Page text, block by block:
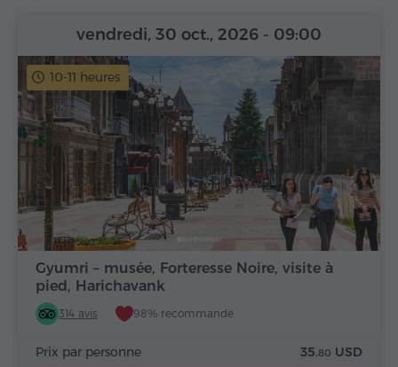
10-11 heures
Gyumri – musée, Forteresse Noire, visite à
pied, Harichavank
314 avis 98% recommandé
vendredi, 30 oct., 2026 - 09:00
Prix par personne 35.80 USD